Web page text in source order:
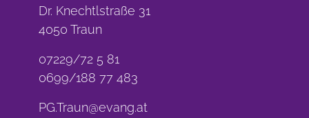
Dr. Knechtlstraße 31
4050 Traun
07229/72 5 81
0699/188 77 483
PG.Traun@evang.at